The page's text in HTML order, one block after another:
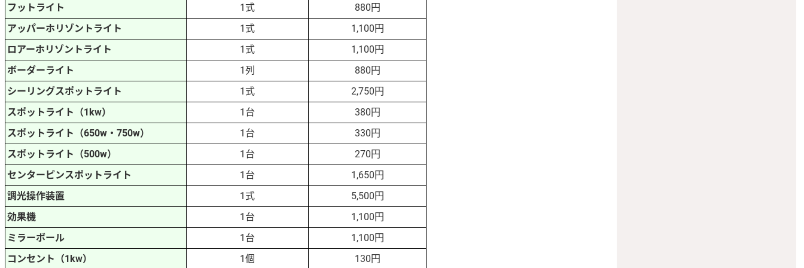
フットライト
1式
880円
アッパーホリゾントライト
1式
1,100円
ロアーホリゾントライト
1式
1,100円
ボーダーライト
1列
880円
シーリングスポットライト
1式
2,750円
スポットライト（1kw）
1台
380円
スポットライト（650w・750w）
1台
330円
スポットライト（500w）
1台
270円
センターピンスポットライト
1台
1,650円
調光操作装置
1式
5,500円
効果機
1台
1,100円
ミラーボール
1台
1,100円
コンセント（1kw）
1個 130円